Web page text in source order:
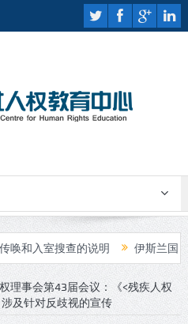
搜查的说明 伊斯兰国宣布对喀
理事会第43届会议：《<残疾人权
及针对反歧视的宣传